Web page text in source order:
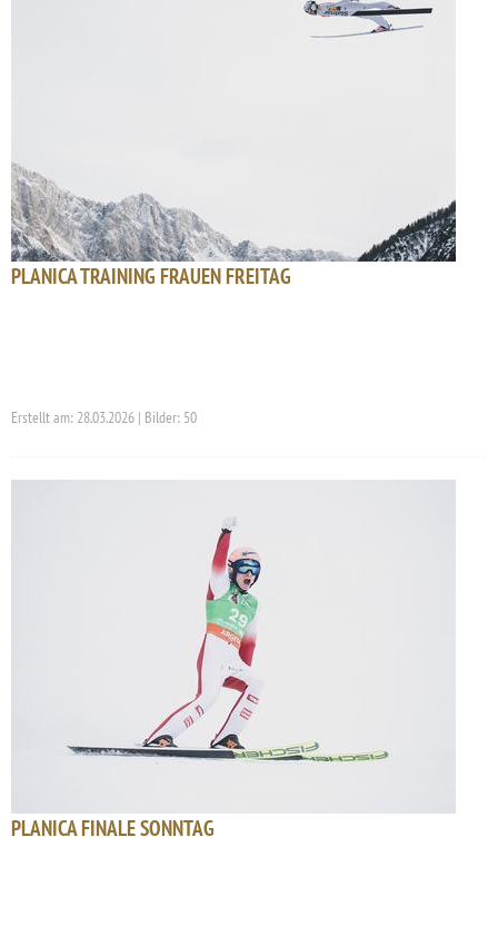
PLANICA TRAINING FRAUEN FREITAG
Erstellt am: 28.03.2026 | Bilder: 50
PLANICA FINALE SONNTAG